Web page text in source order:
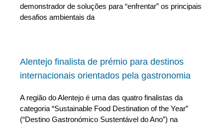
demonstrador de soluções para “enfrentar” os principais
desafios ambientais da
Alentejo finalista de prémio para destinos
internacionais orientados pela gastronomia
A região do Alentejo é uma das quatro finalistas da
categoria “Sustainable Food Destination of the Year”
(“Destino Gastronómico Sustentável do Ano”) na